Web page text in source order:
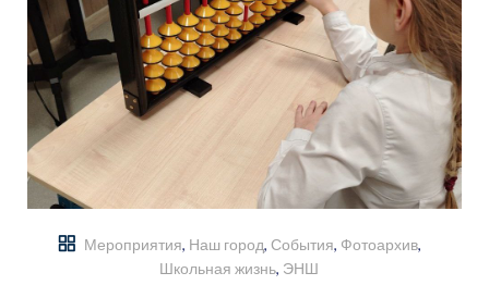
Мероприятия, Наш город, События, Фотоархив,
Школьная жизнь, ЭНШ